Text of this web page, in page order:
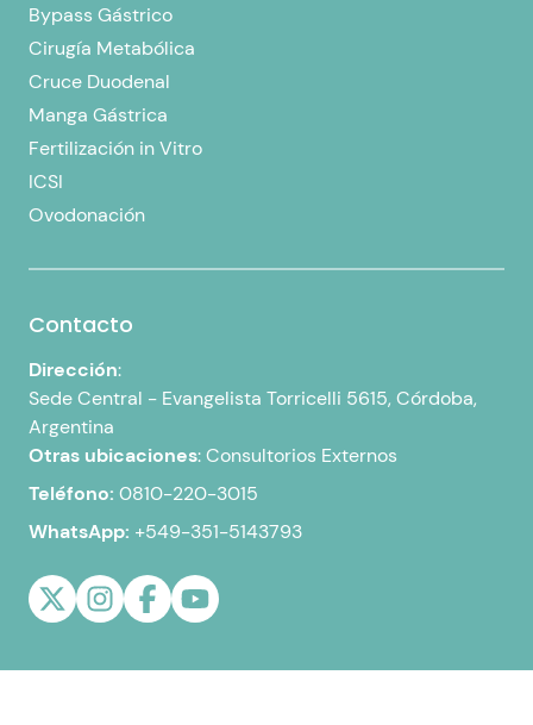
Bypass Gástrico
Cirugía Metabólica
Cruce Duodenal
Manga Gástrica
Fertilización in Vitro
ICSI
Ovodonación
Contacto
Dirección:
Sede Central - Evangelista Torricelli 5615, Córdoba,
Argentina
Otras ubicaciones:Consultorios Externos
Teléfono: 0810-220-3015
WhatsApp: +549-351-5143793